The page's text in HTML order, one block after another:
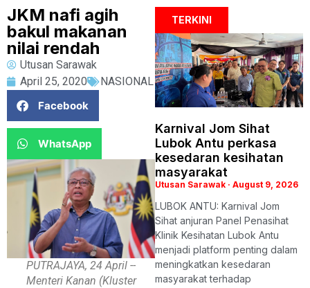
JKM nafi agih
bakul makanan
nilai rendah
Utusan Sarawak
April 25, 2020
NASIONAL
Facebook
WhatsApp
PUTRAJAYA, 24 April --
Menteri Kanan (Kluster
TERKINI
Karnival Jom Sihat
Lubok Antu perkasa
kesedaran kesihatan
masyarakat
Utusan Sarawak August 9, 2026
LUBOK ANTU: Karnival Jom
Sihat anjuran Panel Penasihat
Klinik Kesihatan Lubok Antu
menjadi platform penting dalam
meningkatkan kesedaran
masyarakat terhadap